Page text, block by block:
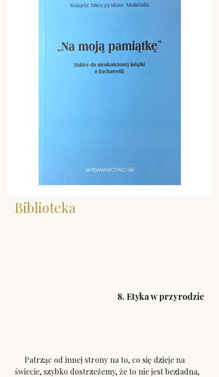
Biblioteka
8. Etyka w przyrodzie
Patrząc od innej strony na to, co się dzieje na
świecie, szybko dostrzeżemy, że to nie jest bezładna,